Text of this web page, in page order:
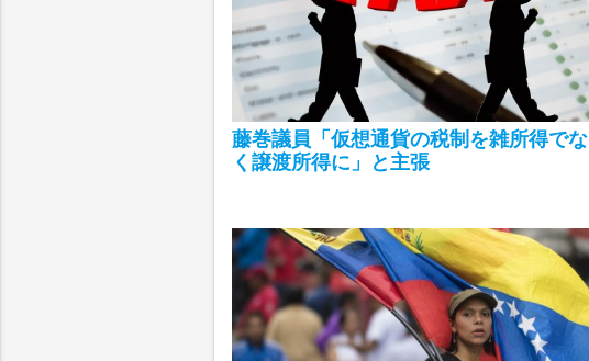
藤巻議員「仮想通貨の税制を雑所得でな
く譲渡所得に」と主張